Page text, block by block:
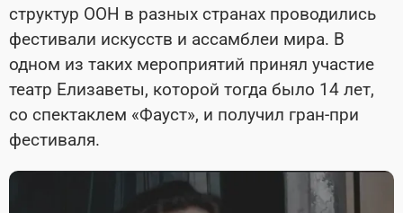
структур ООН в разных странах проводились
фестивали искусств и ассамблеи мира. В
одном из таких мероприятий принял участие
театр Елизаветы, которой тогда было 14 лет,
со спектаклем «Фауст», и получил гран-при
фестиваля.